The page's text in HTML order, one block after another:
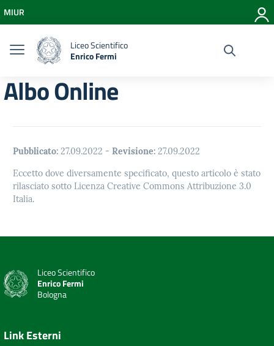
Vai al menu di navigazione
Vai al footer
MIUR
Liceo Scientifico
Enrico Fermi
Albo Online
Pubblicato: 27.09.2022 - Revisione: 27.09.2022
Eccetto dove diversamente specificato, questo articolo è stato
rilasciato sotto Licenza Creative Commons Attribuzione 3.0
Italia.
Liceo Scientifico
Enrico Fermi
Bologna
Link Esterni